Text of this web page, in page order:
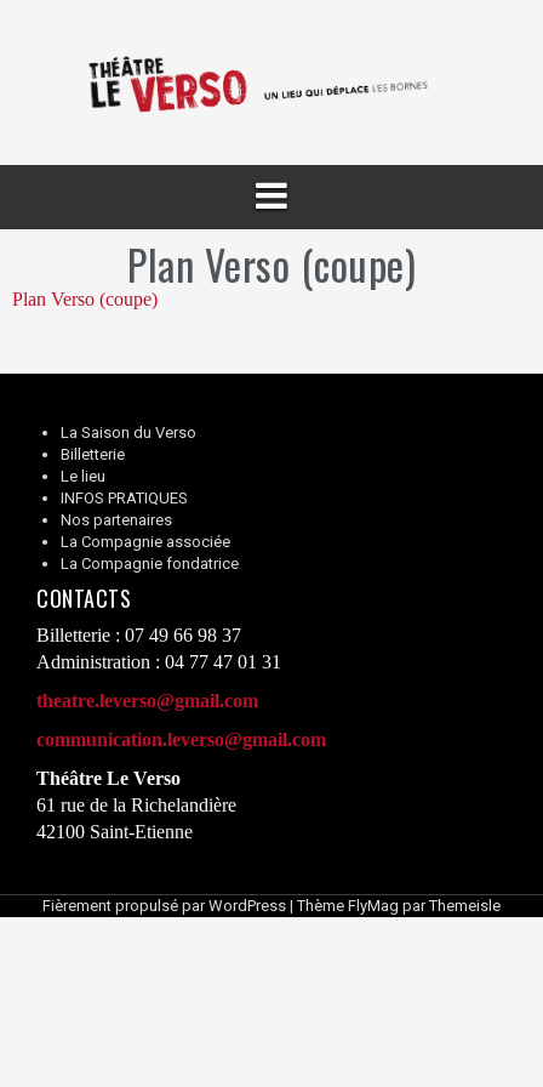
Plan Verso (coupe)
Plan Verso (coupe)
La Saison du Verso
Billetterie
Le lieu
INFOS PRATIQUES
Nos partenaires
La Compagnie associée
La Compagnie fondatrice
CONTACTS
Billetterie : 07 49 66 98 37
Administration : 04 77 47 01 31
theatre.leverso@gmail.com
communication.leverso@gmail.com
Théâtre Le Verso
61 rue de la Richelandière
42100 Saint-Etienne
Fièrement propulsé par WordPress |Thème FlyMag par Themeisle